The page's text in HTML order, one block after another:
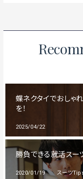
蝶ネクタイでおしゃ
を！
2025/04/22
勝負できる就活スー
2020/01/19
スーツ